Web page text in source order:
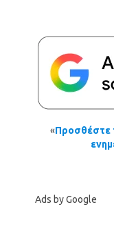
«Προσθέστε
Ads by Google